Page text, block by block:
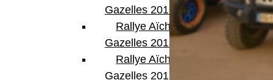
Gazelles 2019
Rallye Aïcha des
Gazelles 2018
Rallye Aïcha des
Gazelles 2017